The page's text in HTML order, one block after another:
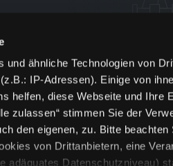
ähnliche Technologien von
IP-Adressen). Einige von
helfen, diese Webseite und Ihre
zulassen“ stimmen Sie der
den eigenen, zu. Bitte beachten
von Drittanbietern, eine
adäquates Datenschutzniveau)